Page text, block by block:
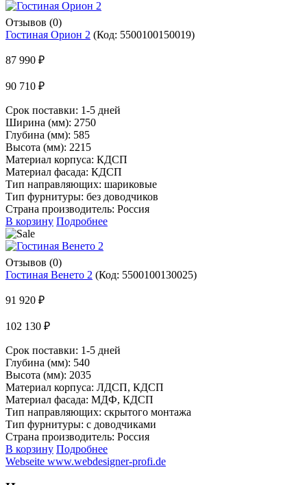
Отзывов (0)
Гостиная Орион 2 (Код: 5500100150019)
87 990 ₽
90 710 ₽
Срок поставки: 1-5 дней
Ширина (мм): 2750
Глубина (мм): 585
Высота (мм): 2215
Материал корпуса: КДСП
Материал фасада: КДСП
Тип направляющих: шариковые
Тип фурнитуры: без доводчиков
Страна производитель: Россия
В корзину Подробнее
Отзывов (0)
Гостиная Венето 2 (Код: 5500100130025)
91 920 ₽
102 130 ₽
Срок поставки: 1-5 дней
Глубина (мм): 540
Высота (мм): 2035
Материал корпуса: ЛДСП, КДСП
Материал фасада: МДФ, КДСП
Тип направляющих: скрытого монтажа
Тип фурнитуры: с доводчиками
Страна производитель: Россия
В корзину Подробнее
Webseite www.webdesigner-profi.de